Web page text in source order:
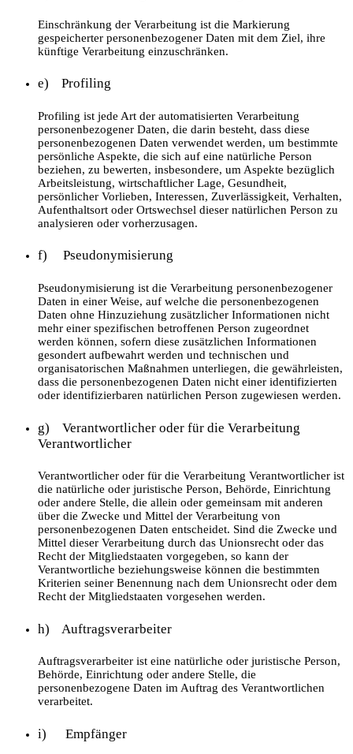
Einschränkung der Verarbeitung ist die Markierung
gespeicherter personenbezogener Daten mit dem Ziel, ihre
künftige Verarbeitung einzuschränken.
e) Profiling
Profiling ist jede Art der automatisierten Verarbeitung
personenbezogener Daten, die darin besteht, dass diese
personenbezogenen Daten verwendet werden, um bestimmte
persönliche Aspekte, die sich auf eine natürliche Person
beziehen, zu bewerten, insbesondere, um Aspekte bezüglich
Arbeitsleistung, wirtschaftlicher Lage, Gesundheit,
persönlicher Vorlieben, Interessen, Zuverlässigkeit, Verhalten,
Aufenthaltsort oder Ortswechsel dieser natürlichen Person zu
analysieren oder vorherzusagen.
f) Pseudonymisierung
Pseudonymisierung ist die Verarbeitung personenbezogener
Daten in einer Weise, auf welche die personenbezogenen
Daten ohne Hinzuziehung zusätzlicher Informationen nicht
mehr einer spezifischen betroffenen Person zugeordnet
werden können, sofern diese zusätzlichen Informationen
gesondert aufbewahrt werden und technischen und
organisatorischen Maßnahmen unterliegen, die gewährleisten,
dass die personenbezogenen Daten nicht einer identifizierten
oder identifizierbaren natürlichen Person zugewiesen werden.
g) Verantwortlicher oder für die Verarbeitung
Verantwortlicher
Verantwortlicher oder für die Verarbeitung Verantwortlicher ist
die natürliche oder juristische Person, Behörde, Einrichtung
oder andere Stelle, die allein oder gemeinsam mit anderen
über die Zwecke und Mittel der Verarbeitung von
personenbezogenen Daten entscheidet. Sind die Zwecke und
Mittel dieser Verarbeitung durch das Unionsrecht oder das
Recht der Mitgliedstaaten vorgegeben, so kann der
Verantwortliche beziehungsweise können die bestimmten
Kriterien seiner Benennung nach dem Unionsrecht oder dem
Recht der Mitgliedstaaten vorgesehen werden.
h) Auftragsverarbeiter
Auftragsverarbeiter ist eine natürliche oder juristische Person,
Behörde, Einrichtung oder andere Stelle, die
personenbezogene Daten im Auftrag des Verantwortlichen
verarbeitet.
i) Empfänger